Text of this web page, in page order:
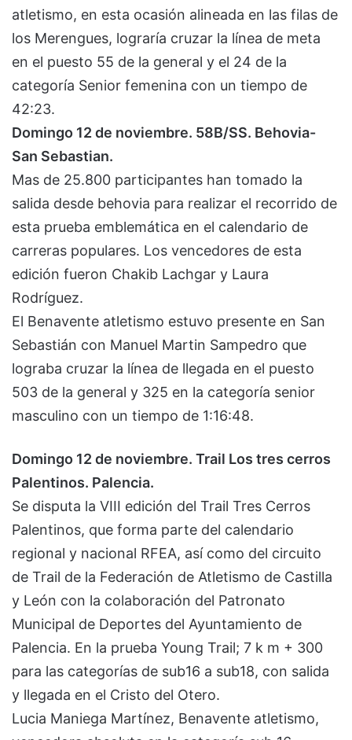
atletismo, en esta ocasión alineada en las filas de
los Merengues, lograría cruzar la línea de meta
en el puesto 55 de la general y el 24 de la
categoría Senior femenina con un tiempo de
42:23.
Domingo 12 de noviembre. 58B/SS. Behovia-
San Sebastian.
Mas de 25.800 participantes han tomado la
salida desde behovia para realizar el recorrido de
esta prueba emblemática en el calendario de
carreras populares. Los vencedores de esta
edición fueron Chakib Lachgar y Laura
Rodríguez.
El Benavente atletismo estuvo presente en San
Sebastián con Manuel Martin Sampedro que
lograba cruzar la línea de llegada en el puesto
503 de la general y 325 en la categoría senior
masculino con un tiempo de 1:16:48.
Domingo 12 de noviembre. Trail Los tres cerros
Palentinos. Palencia.
Se disputa la VIII edición del Trail Tres Cerros
Palentinos, que forma parte del calendario
regional y nacional RFEA, así como del circuito
de Trail de la Federación de Atletismo de Castilla
y León con la colaboración del Patronato
Municipal de Deportes del Ayuntamiento de
Palencia. En la prueba Young Trail; 7 k m + 300
para las categorías de sub16 a sub18, con salida
y llegada en el Cristo del Otero.
Lucia Maniega Martínez, Benavente atletismo,